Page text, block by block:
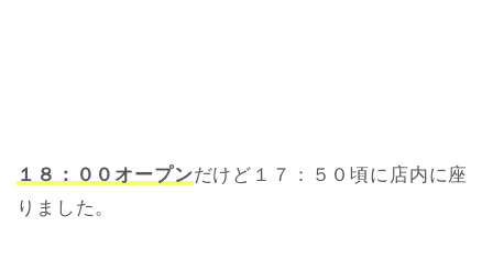
１８：００オープンだけど１７：５０頃に店内に座
りました。